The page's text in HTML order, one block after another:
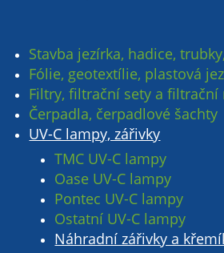
Stavba jezírka, hadice,
Fólie, geotextílie, plastová
Filtry, filtrační sety a filtrační
Čerpadla, čerpadlové šachty
UV-C lampy, zářivky
TMC UV-C lampy
Oase UV-C lampy
Pontec UV-C lampy
Ostatní UV-C lampy
Náhradní zářivky a